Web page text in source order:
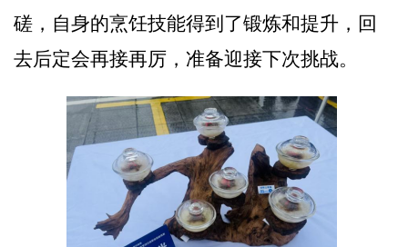
磋，自身的烹饪技能得到了锻炼和提升，回
去后定会再接再厉，准备迎接下次挑战。